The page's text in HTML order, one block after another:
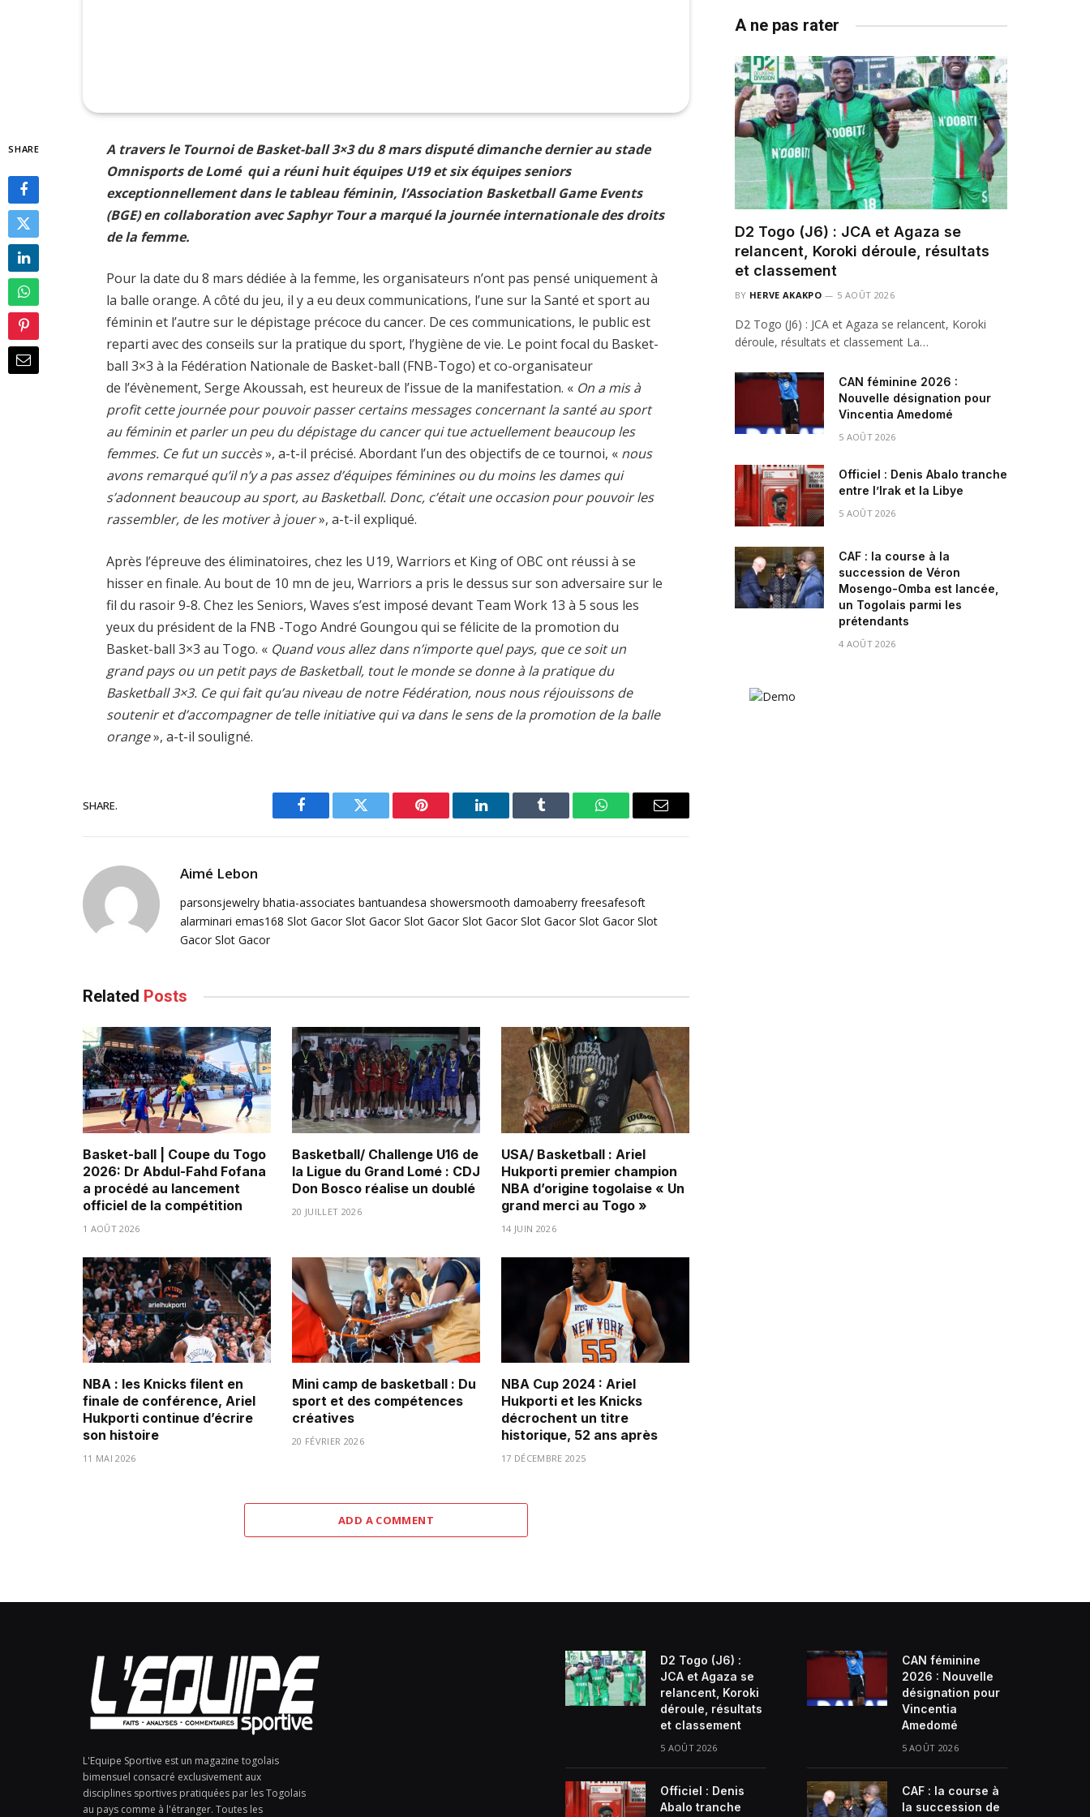
SHARE
A travers le Tournoi de Basket-ball 3×3 du 8 mars disputé dimanche dernier au stade
Omnisports de Lomé qui a réuni huit équipes U19 et six équipes seniors
exceptionnellement dans le tableau féminin, l’Association Basketball Game Events
(BGE) en collaboration avec Saphyr Tour a marqué la journée internationale des droits
de la femme.
Pour la date du 8 mars dédiée à la femme, les organisateurs n’ont pas pensé uniquement à
la balle orange. A côté du jeu, il y a eu deux communications, l’une sur la Santé et sport au
féminin et l’autre sur le dépistage précoce du cancer. De ces communications, le public est
reparti avec des conseils sur la pratique du sport, l’hygiène de vie. Le point focal du Basket-
ball 3×3 à la Fédération Nationale de Basket-ball (FNB-Togo) et co-organisateur
de l’évènement, Serge Akoussah, est heureux de l’issue de la manifestation. « On a mis à
profit cette journée pour pouvoir passer certains messages concernant la santé au sport
au féminin et parler un peu du dépistage du cancer qui tue actuellement beaucoup les
femmes. Ce fut un succès», a-t-il précisé. Abordant l’un des objectifs de ce tournoi, « nous
avons remarqué qu’il n’y a pas assez d’équipes féminines ou du moins les dames qui
s’adonnent beaucoup au sport, au Basketball. Donc, c’était une occasion pour pouvoir les
rassembler, de les motiver à jouer», a-t-il expliqué.
Après l’épreuve des éliminatoires, chez les U19, Warriors et King of OBC ont réussi à se
hisser en finale. Au bout de 10 mn de jeu, Warriors a pris le dessus sur son adversaire sur le
fil du rasoir 9-8. Chez les Seniors, Waves s’est imposé devant Team Work 13 à 5 sous les
yeux du président de la FNB -Togo André Goungou qui se félicite de la promotion du
Basket-ball 3×3 au Togo. « Quand vous allez dans n’importe quel pays, que ce soit un
grand pays ou un petit pays de Basketball, tout le monde se donne à la pratique du
Basketball 3×3. Ce qui fait qu’au niveau de notre Fédération, nous nous réjouissons de
soutenir et d’accompagner de telle initiative qui va dans le sens de la promotion de la balle
orange», a-t-il souligné.
SHARE.
Facebook Twitter Pinterest LinkedIn Tumblr WhatsAppEmail
Aimé Lebon
parsonsjewelry bhatia-associates bantuandesa showersmooth damoaberry freesafesoft
alarminari emas168 Slot Gacor Slot Gacor Slot Gacor Slot Gacor Slot Gacor Slot Gacor Slot
Gacor Slot Gacor
Related Posts
Basket-ball | Coupe du Togo
2026: Dr Abdul-Fahd Fofana
a procédé au lancement
officiel de la compétition
1 AOÛT 2026
Basketball/ Challenge U16 de
la Ligue du Grand Lomé : CDJ
Don Bosco réalise un doublé
20 JUILLET 2026
USA/ Basketball : Ariel
Hukporti premier champion
NBA d’origine togolaise « Un
grand merci au Togo »
14 JUIN 2026
NBA : les Knicks filent en
finale de conférence, Ariel
Hukporti continue d’écrire
son histoire
11 MAI 2026
Mini camp de basketball : Du
sport et des compétences
créatives
20 FÉVRIER 2026
NBA Cup 2024 : Ariel
Hukporti et les Knicks
décrochent un titre
historique, 52 ans après
17 DÉCEMBRE 2025
ADD A COMMENT
A ne pas rater
D2 Togo (J6) : JCA et Agaza se
relancent, Koroki déroule, résultats
et classement
BY HERVE AKAKPO 5 AOÛT 2026
D2 Togo (J6) : JCA et Agaza se relancent, Koroki
déroule, résultats et classement La…
CAN féminine 2026 :
Nouvelle désignation pour
Vincentia Amedomé
5 AOÛT 2026
Officiel : Denis Abalo tranche
entre l’Irak et la Libye
5 AOÛT 2026
CAF : la course à la
succession de Véron
Mosengo-Omba est lancée,
un Togolais parmi les
prétendants
4 AOÛT 2026
L'Equipe Sportive est un magazine togolais
bimensuel consacré exclusivement aux
disciplines sportives pratiquées par les Togolais
au pays comme à l'étranger. Toutes les
D2 Togo (J6) :
JCA et Agaza se
relancent, Koroki
déroule, résultats
et classement
5 AOÛT 2026
CAN féminine
2026 : Nouvelle
désignation pour
Vincentia
Amedomé
5 AOÛT 2026
Officiel : Denis
Abalo tranche
CAF : la course à
la succession de